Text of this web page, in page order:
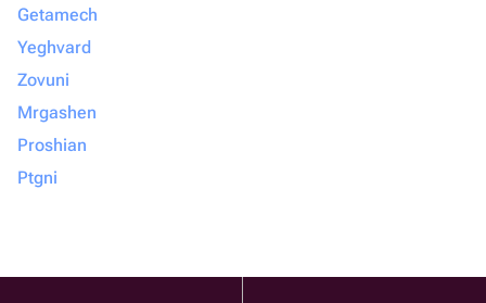
Getamech
Yeghvard
Zovuni
Mrgashen
Proshian
Ptgni